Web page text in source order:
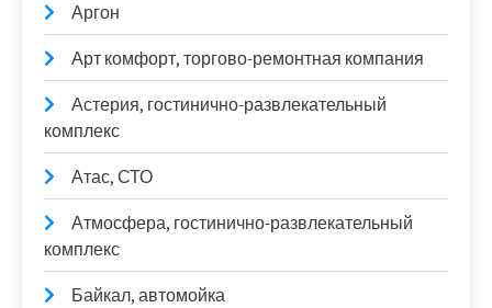
Аргон
Арт комфорт, торгово-ремонтная компания
Астерия, гостинично-развлекательный
комплекс
Атас, СТО
Атмосфера, гостинично-развлекательный
комплекс
Байкал, автомойка